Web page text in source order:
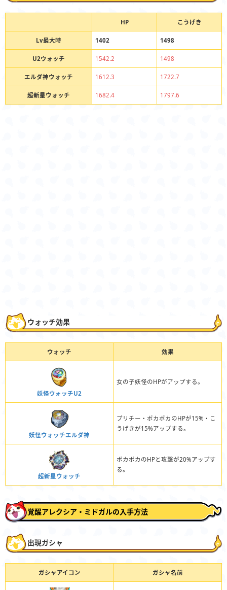
HP こうげき
Lv最大時 1402 1498
U2ウォッチ 1542.2 1498
エルダ神ウォッチ 1612.3 1722.7
超新星ウォッチ 1682.4 1797.6
ウォッチ効果
ウォッチ 効果
妖怪ウォッチU2
女の子妖怪のHPがアップする。
妖怪ウォッチエルダ神
プリチー・ポカポカのHPが15%・こ
うげきが15%アップする。
超新星ウォッチ
ポカポカのHPと攻撃が20%アップす
る。
覚醒アレクシア・ミドガルの入手方法
出現ガシャ
ガシャアイコン ガシャ名前